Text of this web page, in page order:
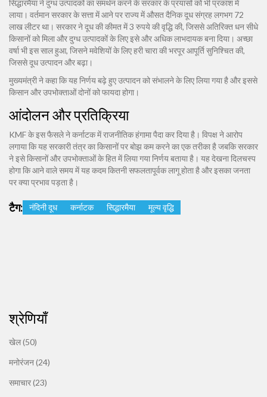
सिद्धारमैया ने दुग्ध उत्पादकों का समर्थन करने के सरकार के प्रयासों को भी प्रकाश में
लाया। वर्तमान सरकार के सत्ता में आने पर राज्य में औसत दैनिक दूध संग्रह लगभग 72
लाख लीटर था। सरकार ने दूध की कीमत में 3 रुपये की वृद्धि की, जिससे अतिरिक्त धन सीधे
किसानों को मिला और दुग्ध उत्पादकों के लिए इसे और अधिक लाभदायक बना दिया। अच्छा
वर्षा भी इस साल हुआ, जिसने मवेशियों के लिए हरी चारा की भरपूर आपूर्ति सुनिश्चित की,
जिससे दूध उत्पादन और बढ़ा।
मुख्यमंत्री ने कहा कि यह निर्णय बढ़े हुए उत्पादन को संभालने के लिए लिया गया है और इससे
किसान और उपभोक्ताओं दोनों को फायदा होगा।
आंदोलन और प्रतिक्रिया
KMF के इस फैसले ने कर्नाटक में राजनीतिक हंगामा पैदा कर दिया है। विपक्ष ने आरोप
लगाया कि यह सरकारी तंत्र का किसानों पर बोझ कम करने का एक तरीका है जबकि सरकार
ने इसे किसानों और उपभोक्ताओं के हित में लिया गया निर्णय बताया है। यह देखना दिलचस्प
होगा कि आने वाले समय में यह कदम कितनी सफलतापूर्वक लागू होता है और इसका जनता
पर क्या प्रभाव पड़ता है।
टैग: नंदिनी दूध कर्नाटक सिद्धारमैया मूल्य वृद्धि
श्रेणियाँ
खेल(50)
मनोरंजन(24)
समाचार(23)